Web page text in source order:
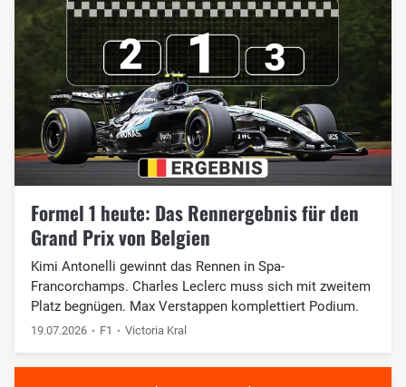
Formel 1 heute: Das Rennergebnis für den
Grand Prix von Belgien
Kimi Antonelli gewinnt das Rennen in Spa-
Francorchamps. Charles Leclerc muss sich mit zweitem
Platz begnügen. Max Verstappen komplettiert Podium.
19.07.2026 F1 Victoria Kral